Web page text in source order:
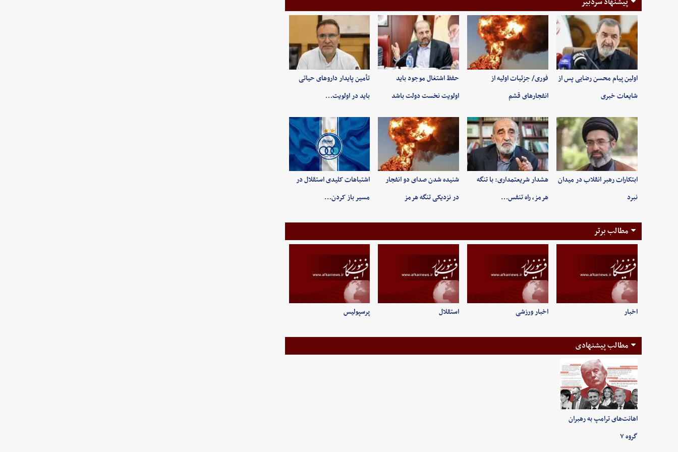
اولین پیام محسن رضایی پس از
شایعات خبری
فوری/ جزئیات اولیه از
انفجارهای قشم
حفظ اشتغال موجود باید
اولویت نخست دولت باشد
تأمین پایدار داروهای حیاتی
باید در اولویت…
ابتکارات رهبر انقلاب در میدان
نبرد
هشدار شریعتمداری: با تنگه
هرمز، راه تنفس…
شنیده شدن صدای دو انفجار
در نزدیکی تنگه هرمز
اشتباهات کلیدی استقلال در
مسیر باز کردن…
مطالب برتر
اخبار اخبار ورزشی استقلال پرسپولیس
مطالب پیشنهادی
اهانت‌های ترامپ به رهبران
گروه ۷